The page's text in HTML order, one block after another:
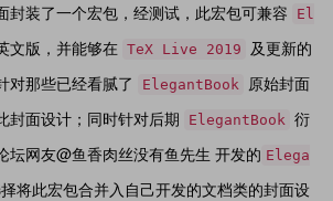
封装了一个宏包，经测试，此宏包可兼容
El
文版，并能够在 TeX Live 2019
及更新的
对那些已经看腻了
ElegantBook 原始封面
封面设计；同时针对后期
ElegantBook 衍
坛网友@鱼香肉丝没有鱼先生 开发的 Elega
将此宏包合并入自己开发的文档类的封面设